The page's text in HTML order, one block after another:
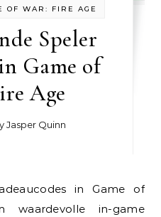
OF WAR: FIRE AGE
Speler
Game of
Age
Jasper Quinn
waardevolle in-game